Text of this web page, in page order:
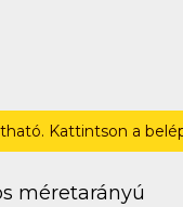
Kattintson a
méretarányú